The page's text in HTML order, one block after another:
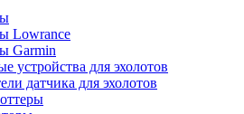
Lowrance
Garmin
устройства для эхолотов
датчика для эхолотов